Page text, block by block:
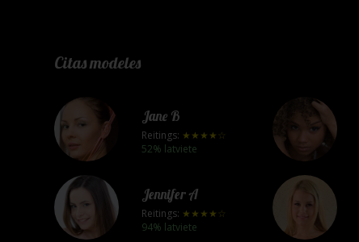
Citas modeles
Jane B
Reitings: ★★★★☆
52% latviete
Jennifer A
Reitings: ★★★★☆
94% latviete